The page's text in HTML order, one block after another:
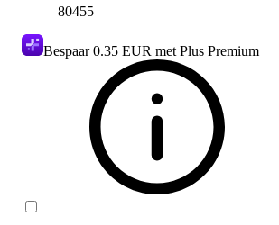
80455
Bespaar0.35 EUR met Plus Premium